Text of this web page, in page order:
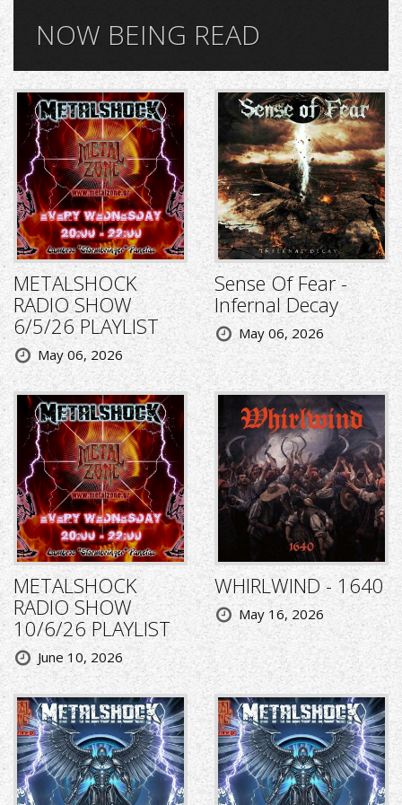
NOW BEING READ
METALSHOCK
RADIO SHOW
6/5/26 PLAYLIST
May 06, 2026
Sense Of Fear -
Infernal Decay
May 06, 2026
METALSHOCK
RADIO SHOW
10/6/26 PLAYLIST
June 10, 2026
WHIRLWIND - 1640
May 16, 2026